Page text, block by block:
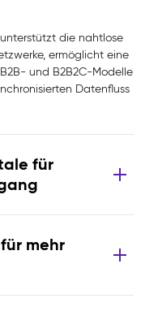
die nahtlose
ermöglicht eine
und B2B2C-Modelle
Datenfluss
für
mehr